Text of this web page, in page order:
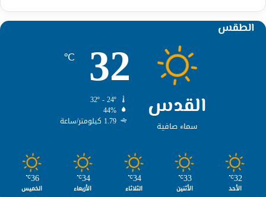
الطقس
القدس
سماء صافية
32
℃
44%
1.79 كيلومتر/ساعة
32
℃
الأحد
33
℃
الأثنين
34
℃
الثلاثاء
34
℃
الأربعاء
36
℃
الخميس